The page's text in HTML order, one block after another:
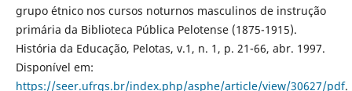
grupo étnico nos cursos noturnos masculinos de instrução
primária da Biblioteca Pública Pelotense (1875-1915).
História da Educação, Pelotas, v.1, n. 1, p. 21-66, abr. 1997.
Disponível em:
https://seer.ufrgs.br/index.php/asphe/article/view/30627/pdf.